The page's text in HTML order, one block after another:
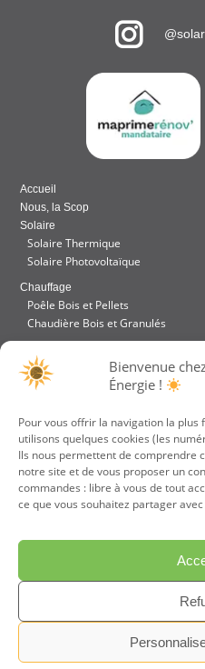
Bienvenue
Énergie !
Pour vous offrir la navigation la plus
utilisons quelques cookies (les
Ils nous permettent de comprendre
notre site et de vous proposer un
commandes : libre à vous de tout
ce que vous souhaitez partager
Accueil
Nous, la Scop
Solaire
Solaire Thermique
Solaire Photovoltaïque
Chauffage
Poêle Bois et Pellets
Chaudière Bois et Granulés
Aides et Financements
Accès intranet
JE PARRAINE UN
AMI
Mentions Légales